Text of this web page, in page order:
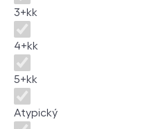
3+kk
4+kk
5+kk
Atypický